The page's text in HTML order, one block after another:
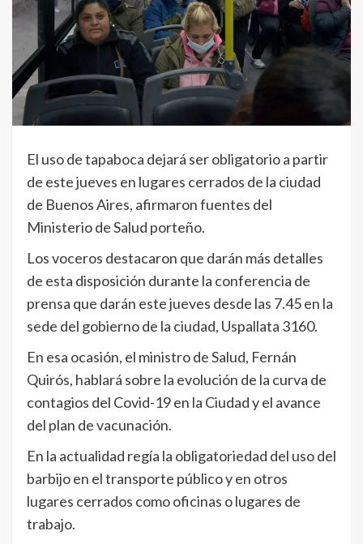
El uso de tapaboca dejará ser obligatorio a partir
de este jueves en lugares cerrados de la ciudad
de Buenos Aires, afirmaron fuentes del
Ministerio de Salud porteño.
Los voceros destacaron que darán más detalles
de esta disposición durante la conferencia de
prensa que darán este jueves desde las 7.45 en la
sede del gobierno de la ciudad, Uspallata 3160.
En esa ocasión, el ministro de Salud, Fernán
Quirós, hablará sobre la evolución de la curva de
contagios del Covid-19 en la Ciudad y el avance
del plan de vacunación.
En la actualidad regía la obligatoriedad del uso del
barbijo en el transporte público y en otros
lugares cerrados como oficinas o lugares de
trabajo.